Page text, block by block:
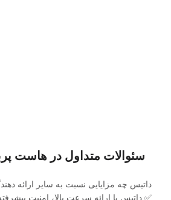
سئوالات متداول در هاست
داتیس چه مزایایی نسبت به سایر ارائه